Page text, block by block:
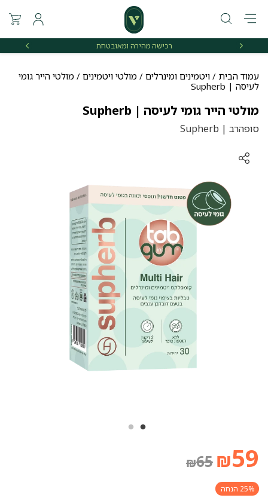
רכישה מהירה ומאובטחת
עמוד הבית / ויטמינים ומינרלים / מולטי ויטמינים / מולטי הייר גומי
לעיסה | Supherb
מולטי הייר גומי לעיסה | Supherb
סופהרב | Supherb
₪65 ₪59
25% הנחה